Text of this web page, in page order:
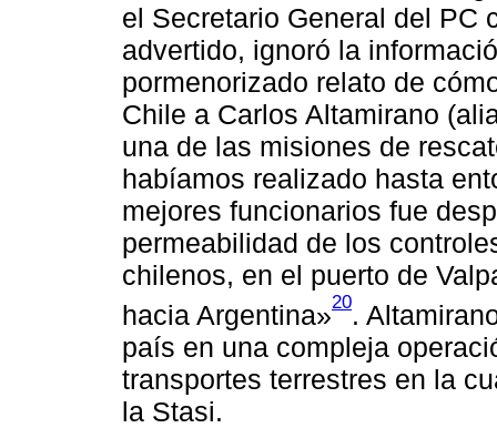
el Secretario General del PC
advertido, ignoró la
pormenorizado relato de
Chile a Carlos Altamirano
una de las misiones de
habíamos realizado hasta
mejores funcionarios fue
permeabilidad de los
chilenos, en el puerto de
hacia Argentina»20.
país en una compleja
transportes terrestres en la
la Stasi.